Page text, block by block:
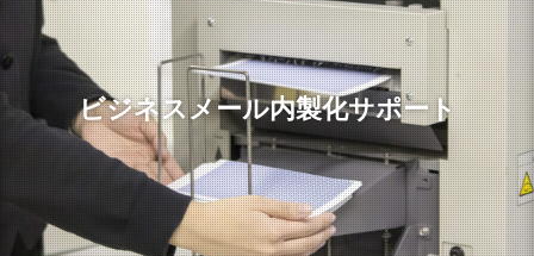
ビジネスメール内製化サポート